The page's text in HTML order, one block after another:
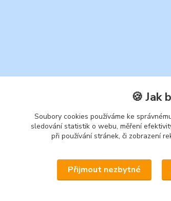
🍪 Jak
Soubory cookies používáme ke
sledování statistik o webu, měření
při používání stránek, či zobrazení
Přijmout nezbytné